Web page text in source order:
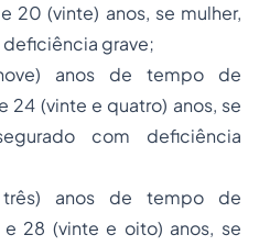
20 (vinte) anos, se mulher,
grave;
anos de tempo de
24 (vinte e quatro) anos, se
com deficiência
anos de tempo de
28 (vinte e oito) anos, se